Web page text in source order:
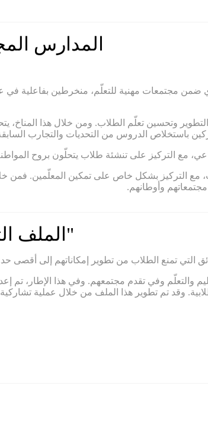
المدارس
مجتمعات مهنية للتعلّم، منخرطين بفاعلية في
وتحسين تعلّم الطلاب. ومن خلال هذا المناخ،
باستخلاص الدروس من التحديات والتجارب
مع التركيز على تنشئة طلاب يتحلّون بروح
مع التركيز بشكل خاص على تمكين المعلّمين. فمن
وأوطانهم.
"الملف
التي تمنع الطلاب من تطوير إمكاناتهم إلى أقصى
والتعلّم وفي تقدم مجتمعهم. وفي هذا الإطار، تم
وقد تم تطوير هذا الملف من خلال عملية